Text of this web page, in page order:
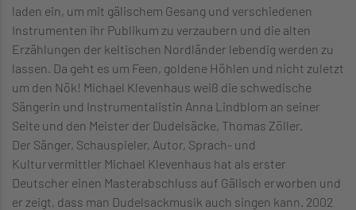
laden ein, um mit gälischem Gesang und verschiedenen
Instrumenten ihr Publikum zu verzaubern und die alten
Erzählungen der keltischen Nordländer lebendig werden zu
lassen. Da geht es um Feen, goldene Höhlen und nicht zuletzt
um den Nök! Michael Klevenhaus weiß die schwedische
Sängerin und Instrumentalistin Anna Lindblom an seiner
Seite und den Meister der Dudelsäcke, Thomas Zöller.
Der Sänger, Schauspieler, Autor, Sprach- und
Kulturvermittler Michael Klevenhaus hat als erster
Deutscher einen Masterabschluss auf Gälisch erworben und
er zeigt, dass man Dudelsackmusik auch singen kann. 2002